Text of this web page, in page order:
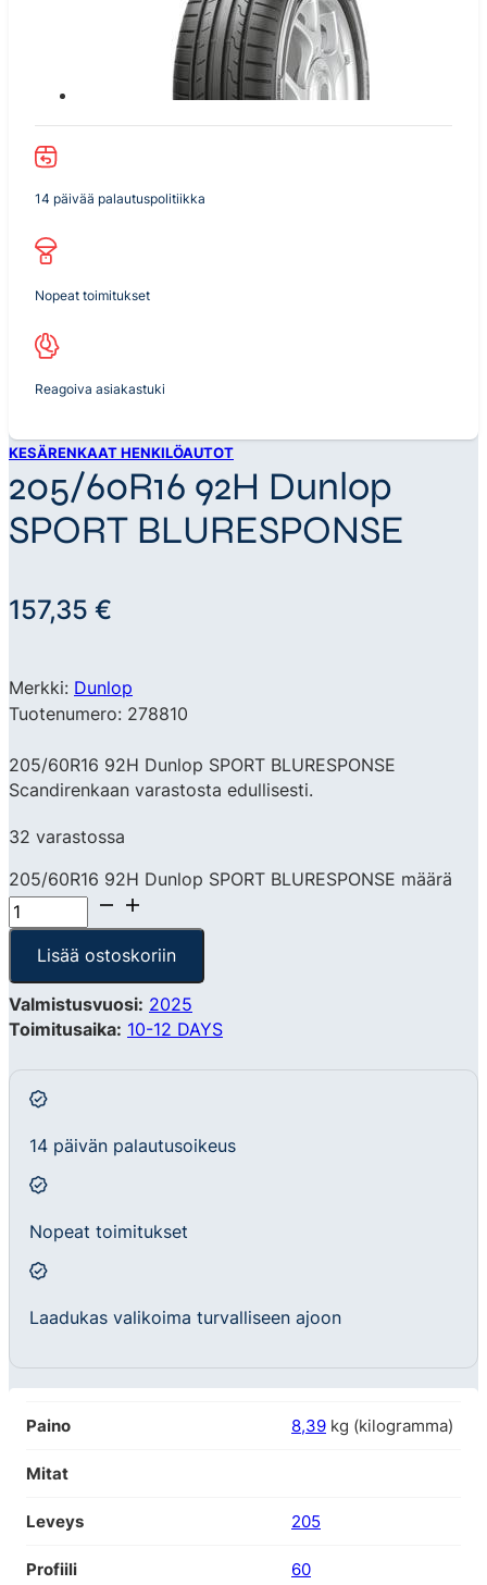
14 päivää palautuspolitiikka
Nopeat toimitukset
Reagoiva asiakastuki
KESÄRENKAAT HENKILÖAUTOT
205/60R16 92H Dunlop
SPORT BLURESPONSE
157,35 €
Merkki: Dunlop
Tuotenumero: 278810
205/60R16 92H Dunlop SPORT BLURESPONSE
Scandirenkaan varastosta edullisesti.
32 varastossa
205/60R16 92H Dunlop SPORT BLURESPONSE määrä
Lisää ostoskoriin
Valmistusvuosi: 2025
Toimitusaika: 10-12 DAYS
14 päivän palautusoikeus
Nopeat toimitukset
Laadukas valikoima turvalliseen ajoon
Paino 8,39 kg (kilogramma)
Mitat
Leveys 205
Profiili 60